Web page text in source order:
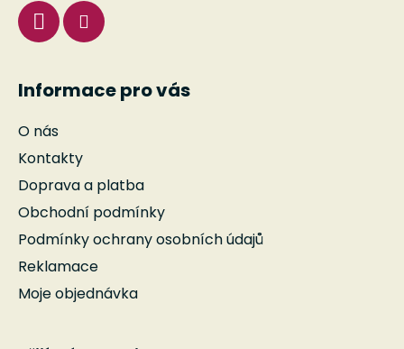
Informace pro vás
O nás
Kontakty
Doprava a platba
Obchodní podmínky
Podmínky ochrany osobních údajů
Reklamace
Moje objednávka